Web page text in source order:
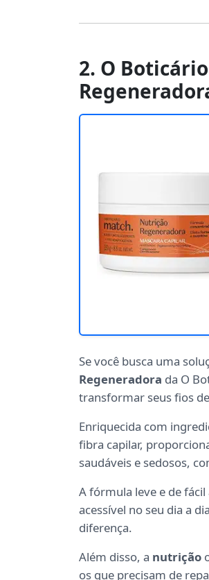
2. O
Se você busca uma
Regeneradora da O
transformar seus fios
Enriquecida com
fibra capilar,
saudáveis e sedosos,
A fórmula leve e de
acessível no seu dia a
diferença.
Além disso, a nutrição
os que precisam de